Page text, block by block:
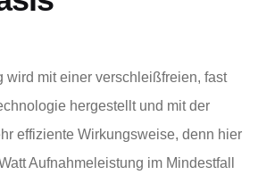
wird mit einer verschleißfreien, fast
hergestellt und mit der
effiziente Wirkungsweise, denn hier
Aufnahmeleistung im Mindestfall